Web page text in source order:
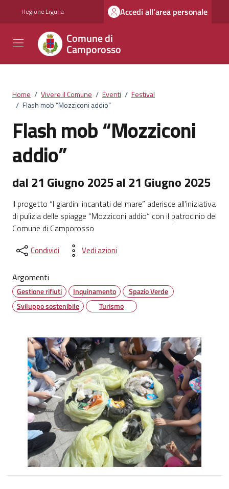
Regione Liguria Accedi all'area personale
Comune di
Camporosso
Home / Vivere il Comune / Eventi / Festival
/ Flash mob “Mozziconi addio”
Flash mob “Mozziconi
addio”
dal 21 Giugno 2025 al 21 Giugno 2025
Il progetto “I giardini incantati del mare” aderisce all’iniziativa
di pulizia delle spiagge “Mozziconi addio” con il patrocinio del
Comune di Camporosso
Condividi Vedi azioni
Argomenti
Gestione rifiuti Inquinamento
Spazio Verde
Sviluppo sostenibile
Turismo